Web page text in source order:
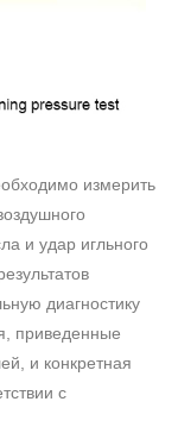
измерить
и удар игльного
диагностику
приведенные
и конкретная
с